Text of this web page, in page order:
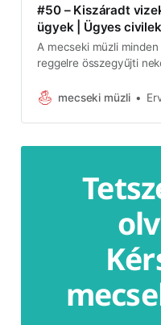
#50 – Kiszáradt
ügyek | Ügyes civilek
A mecseki müzli
reggelre összegyűjti
érdemes a héten.
kapják a teljes
Az előfizetők és a
hozzászólási
mecseki müzli